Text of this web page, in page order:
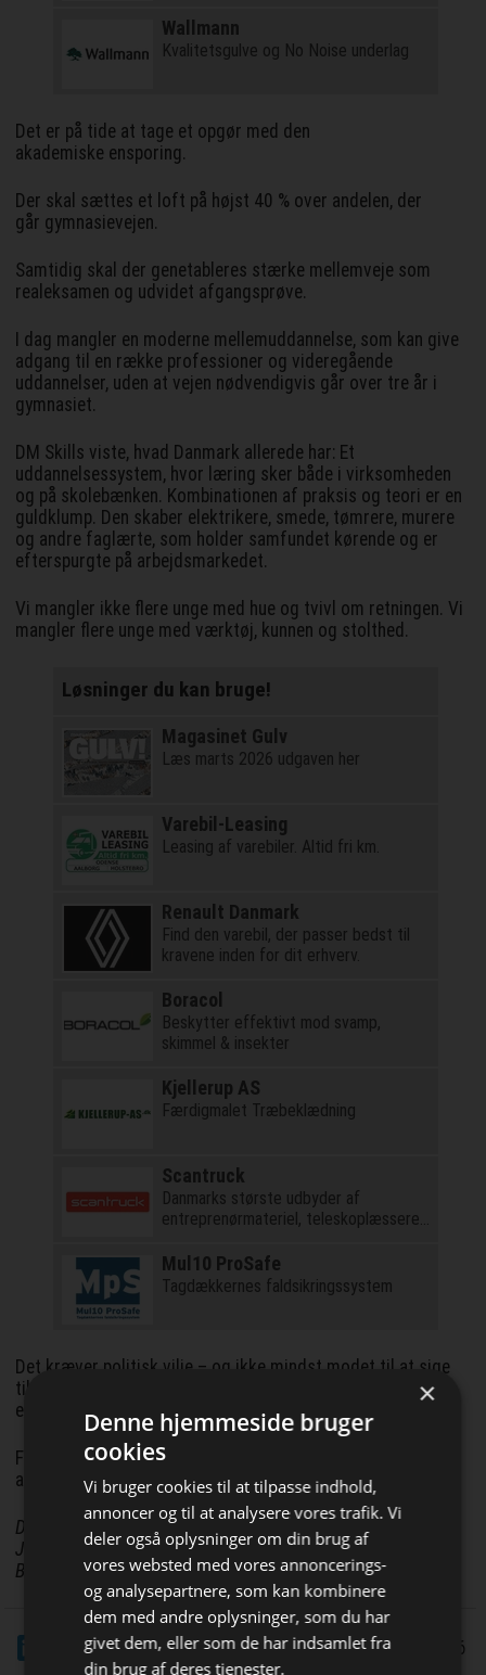
Bliv opdateret hver dag
Få de vigtigste nyheder om
Wallmann
Kvalitetsgulve og No Noise underlag
Det er på tide at tage et opgør med den
akademiske ensporing.
Der skal sættes et loft på højst 40 % over andelen, der
går gymnasievejen.
Samtidig skal der genetableres stærke mellemveje som
realeksamen og udvidet afgangsprøve.
I dag mangler en moderne mellemuddannelse, som kan give
adgang til en række professioner og videregående
uddannelser, uden at vejen nødvendigvis går over tre år i
gymnasiet.
DM Skills viste, hvad Danmark allerede har: Et
uddannelsessystem, hvor læring sker både i virksomheden
og på skolebænken. Kombinationen af praksis og teori er en
guldklump. Den skaber elektrikere, smede, tømrere, murere
og andre faglærte, som holder samfundet kørende og er
efterspurgte på arbejdsmarkedet.
Vi mangler ikke flere unge med hue og tvivl om retningen. Vi
mangler flere unge med værktøj, kunnen og stolthed.
Løsninger du kan bruge!
Magasinet Gulv
Læs marts 2026 udgaven her
Varebil-Leasing
Leasing af varebiler. Altid fri km.
Renault Danmark
Find den varebil, der passer bedst til
kravene inden for dit erhverv.
Boracol
Beskytter effektivt mod svamp,
skimmel & insekter
Kjellerup AS
Færdigmalet Træbeklædning
Scantruck
Danmarks største udbyder af
entreprenørmateriel, teleskoplæssere
Mul10 ProSafe
Tagdækkernes faldsikringssystem
Det kræver politisk vilje – og ikke mindst modet til at sige
til ambitiøse forældre, at studentereksamen ikke er den
eneste vej til succes.
For mange unge vil den bedste fremtid begynde med
arbejdstøj, ikke studenterhue.
Dan Bjerring
Journalist
BygTek
LinkedIn
Del 20/5 2026
×
Denne hjemmeside bruger
cookies
Vi bruger cookies til at tilpasse indhold,
annoncer og til at analysere vores trafik. Vi
deler også oplysninger om din brug af
vores websted med vores annoncerings-
og analysepartnere, som kan kombinere
dem med andre oplysninger, som du har
givet dem, eller som de har indsamlet fra
din brug af deres tjenester.